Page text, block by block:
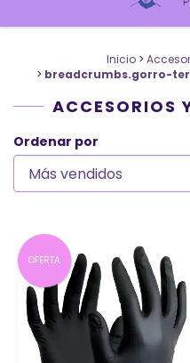
Inicio >
> breadcrumbs.gorro-
ACCESORIOS
Ordenar por
OFERTA